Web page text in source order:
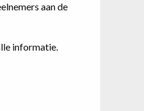
aan de
informatie.